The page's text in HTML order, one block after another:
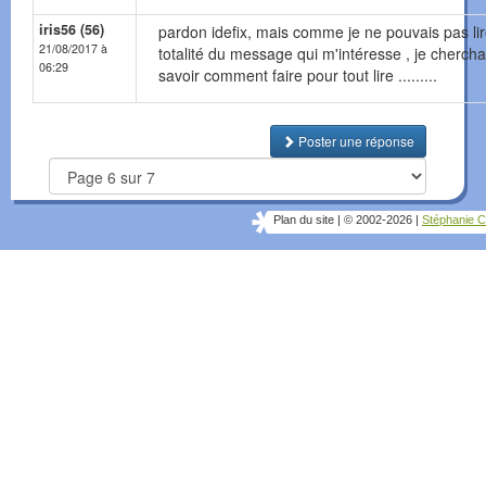
iris56 (56)
21/08/2017 à
06:29
pardon idefix, mais comme je ne pouvais pas
totalité du message qui m'intéresse , je
savoir comment faire pour tout lire .........
Poster une réponse
Plan du site © 2002-2026 Stéphanie C